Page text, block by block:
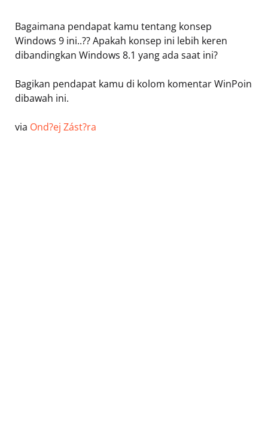
Bagaimana pendapat kamu tentang konsep
Windows 9 ini..?? Apakah konsep ini lebih keren
dibandingkan Windows 8.1 yang ada saat ini?
Bagikan pendapat kamu di kolom komentar WinPoin
dibawah ini.
via Ond?ej Zást?ra